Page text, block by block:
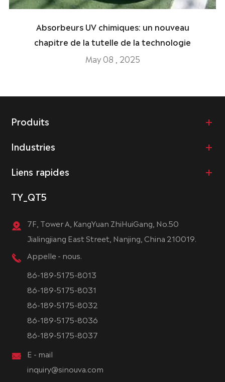
Absorbeurs UV chimiques: un nouveau
chapitre de la tutelle de la technologie
May 08 , 2025
Produits
Industries
Liens rapides
TY_QT5
7F, Tower A, KangYuan ZhiHuiGang, No.50
Jialingjiang East Street, Nanjing, China 210019.
Appelle - nous.
86-189-5175-8013
86-189-5175-8031
86-189-5175-8032
86-189-5175-8036
86-189-5175-8037
E - mail
inquiry@sinouva.com